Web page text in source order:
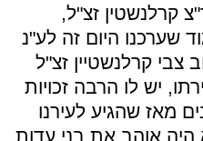
קרלנשטין זצ"ל,
שערכנו היום זה לע"נ
צבי קרלנשטיין זצ"ל
יש לו הרבה זכויות
אותו מעל 55 שנים מאז שהגיע לעירנו
היה אוהב את בני עדות